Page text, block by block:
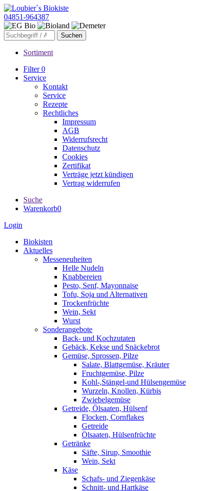
04851-964387
Sortiment
Filter0
Service
Kontakt
Service
Rezepte
Rechtliches
Impressum
AGB
Widerrufsrecht
Datenschutz
Cookies
Zertifikat
Verträge jetzt kündigen
Vertrag widerrufen
Suche
Warenkorb0
Login
Biokisten
Aktuelles
Messeneuheiten
Helle Nudeln
Knabbereien
Pesto, Senf, Mayonnaise
Tofu, Soja und Alternativen
Trockenfrüchte
Wein, Sekt
Wurst
Sonderangebote
Back- und Kochzutaten
Gebäck, Kekse und Snäckebrot
Gemüse, Sprossen, Pilze
Salate, Blattgemüse, Kräuter
Fruchtgemüse, Pilze
Kohl-,Stängel-und Hülsengemüse
Wurzeln, Knollen, Kürbis
Zwiebelgemüse
Getreide, Ölsaaten, Hülsenf
Flocken, Cornflakes
Getreide
Ölsaaten, Hülsenfrüchte
Getränke
Säfte, Sirup, Smoothie
Wein, Sekt
Käse
Schafs- und Ziegenkäse
Schnitt- und Hartkäse